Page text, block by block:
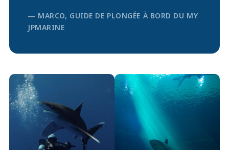
— MARCO, GUIDE DE PLONGÉE À BORD DU MY
JPMARINE